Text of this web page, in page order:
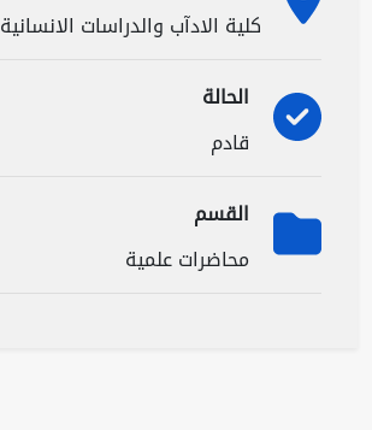
كلية الادآب والدراسات الانسانية
الحالة
قادم
القسم
محاضرات علمية